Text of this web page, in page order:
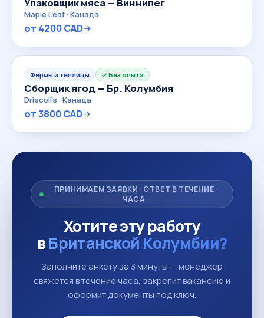
Maple Leaf · Канада
от 4200 CAD
Фермы и теплицы Без опыта
Сборщик ягод — Бр. Колумбия
Driscoll's · Канада
от 3800 CAD
ПРИНИМАЕМ ЗАЯВКИ · ОТВЕТ В ТЕЧЕНИЕ
ЧАСА
Хотите эту работу
вБританской Колумбии?
Заполните анкету за 3 минуты — менеджер
свяжется в течение часа, закрепит вакансию и
оформит документы под ключ.